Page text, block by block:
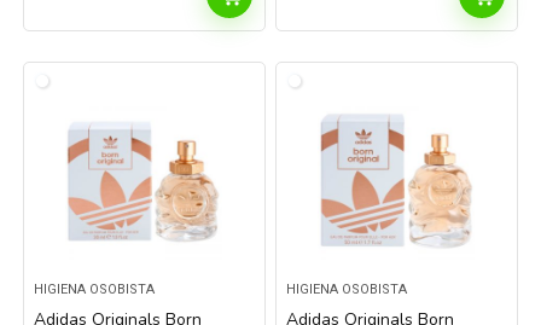
HIGIENA OSOBISTA
Adidas Originals Born
HIGIENA OSOBISTA
Adidas Originals Born